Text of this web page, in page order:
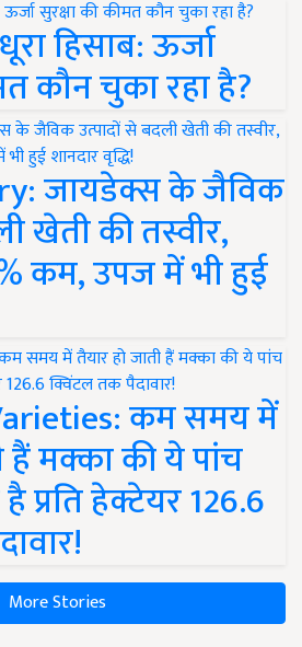
हिसाब: ऊर्जा
कौन चुका रहा है?
जायडेक्स के जैविक
खेती की तस्वीर,
कम, उपज में भी हुई
कम समय में
हैं मक्का की ये पांच
प्रति हेक्टेयर 126.6
More Stories